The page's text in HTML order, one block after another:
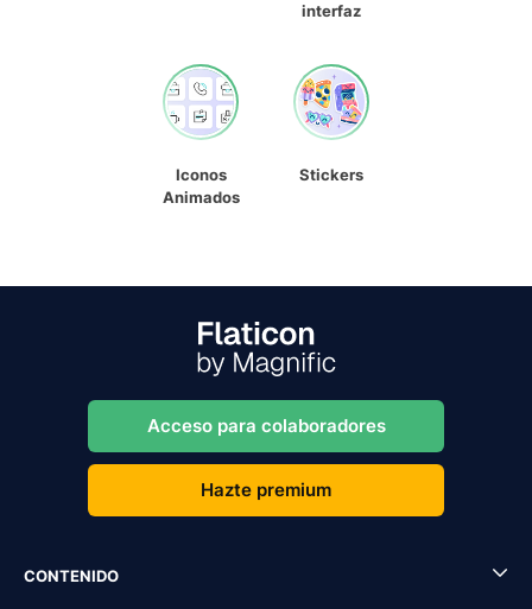
interfaz
Iconos
Animados
Stickers
Acceso para colaboradores
Hazte premium
CONTENIDO